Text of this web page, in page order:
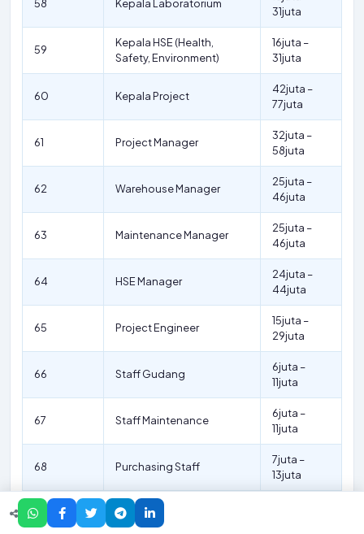
58 Kepala Laboratorium
31juta
59
Kepala HSE (Health,
Safety, Environment)
16juta –
31juta
60 Kepala Project
42juta –
77juta
61 Project Manager
32juta –
58juta
62 Warehouse Manager
25juta –
46juta
63 Maintenance Manager
25juta –
46juta
64 HSE Manager
24juta –
44juta
65 Project Engineer
15juta –
29juta
66 Staff Gudang
6juta –
11juta
67 Staff Maintenance
6juta –
11juta
68 Purchasing Staff
7juta –
13juta
69 Accounting Staff